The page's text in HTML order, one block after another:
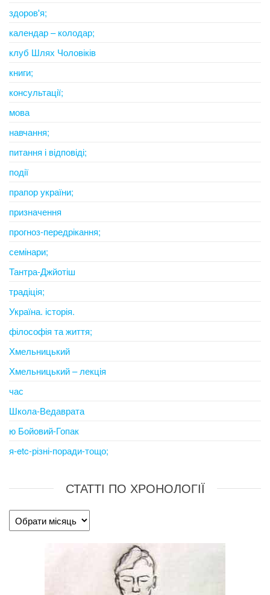
здоров'я;
календар – колодар;
клуб Шлях Чоловіків
книги;
консультації;
мова
навчання;
питання і відповіді;
події
прапор україни;
призначення
прогноз-передрікання;
семінари;
Тантра-Джйотіш
традіція;
Україна. історія.
філософія та життя;
Хмельницький
Хмельницький – лекція
час
Школа-Ведаврата
ю Бойовий-Гопак
я-etc-різні-поради-тощо;
СТАТТІ ПО ХРОНОЛОГІЇ
Статті
по